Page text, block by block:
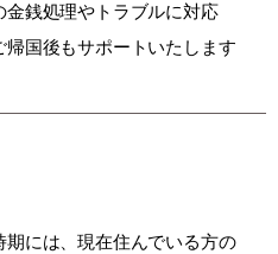
金銭処理やトラブルに対応
帰国後もサポートいたします
期には、現在住んでいる方の